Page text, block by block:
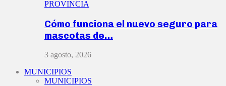
PROVINCIA
Cómo funciona el nuevo seguro para
mascotas de…
3 agosto, 2026
MUNICIPIOS
MUNICIPIOS